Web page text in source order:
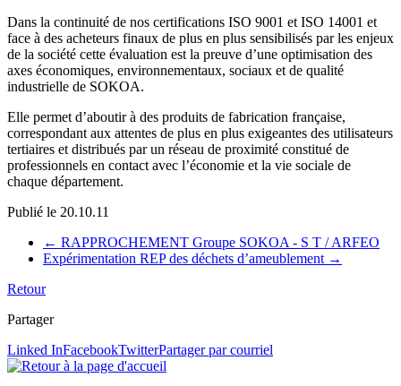
Dans la continuité de nos certifications ISO 9001 et ISO 14001 et
face à des acheteurs finaux de plus en plus sensibilisés par les enjeux
de la société cette évaluation est la preuve d’une optimisation des
axes économiques, environnementaux, sociaux et de qualité
industrielle de SOKOA.
Elle permet d’aboutir à des produits de fabrication française,
correspondant aux attentes de plus en plus exigeantes des utilisateurs
tertiaires et distribués par un réseau de proximité constitué de
professionnels en contact avec l’économie et la vie sociale de
chaque département.
Publié le 20.10.11
← RAPPROCHEMENT Groupe SOKOA - S T / ARFEO
Expérimentation REP des déchets d’ameublement →
Retour
Partager
Linked InFacebookTwitterPartager par courriel